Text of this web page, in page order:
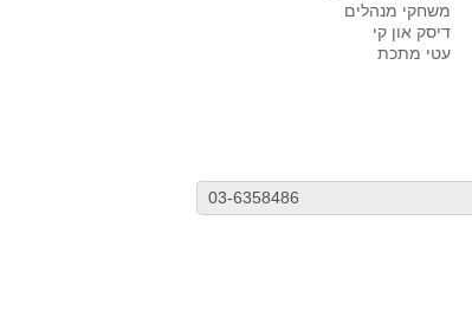
משחקי מנהלים
דיסק און קי
עטי מתכת
03-6358486